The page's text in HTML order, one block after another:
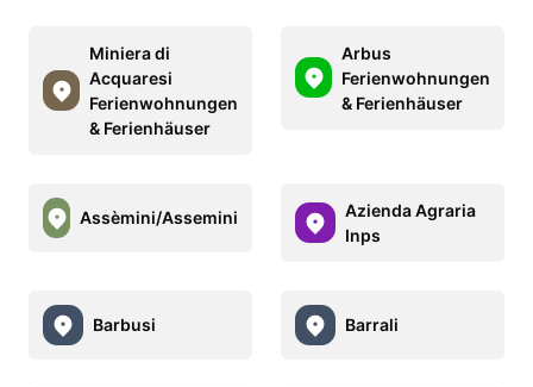
Miniera di
Acquaresi
Ferienwohnungen
& Ferienhäuser
Arbus
Ferienwohnungen
& Ferienhäuser
Assèmini/Assemini
Azienda Agraria
Inps
Barbusi Barrali